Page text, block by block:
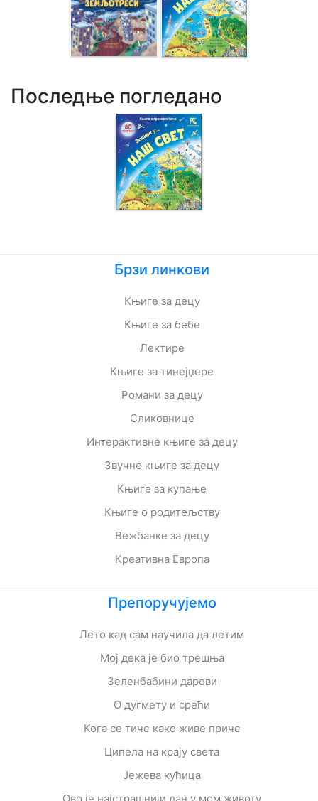
Последње погледано
Брзи линкови
Књиге за децу
Књиге за бебе
Лектире
Књиге за тинејџере
Романи за децу
Сликовнице
Интерактивне књиге за децу
Звучне књиге за децу
Књиге за купање
Књиге о родитељству
Вежбанке за децу
Креативна Европа
Препоручујемо
Лето кад сам научила да летим
Мој дека је био трешња
Зеленбабини дарови
О дугмету и срећи
Кога се тиче како живе приче
Ципела на крају света
Јежева кућица